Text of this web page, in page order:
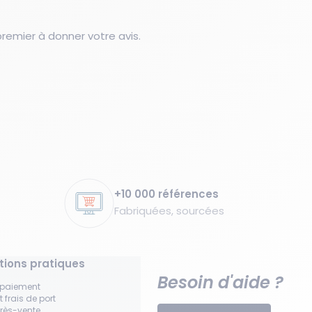
à donner votre avis.
+10 000 références
Fabriquées, sourcées
pratiques
frais de port
Besoin d'aide ?